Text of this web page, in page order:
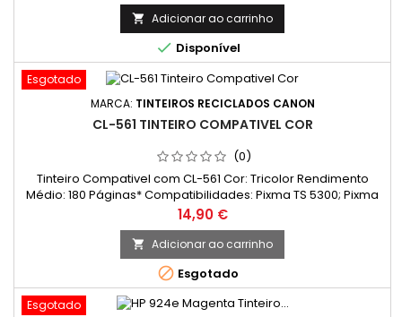
 Adicionar ao carrinho
 Disponível
Esgotado
MARCA: TINTEIROS RECICLADOS CANON
CL-561 TINTEIRO COMPATIVEL COR
(0)
Tinteiro Compativel com CL-561 Cor: Tricolor Rendimento
Médio: 180 Páginas* Compatibilidades: Pixma TS 5300; Pixma
TS 5350; Pixma TS 5350a; Pixma TS 5350i; Pixma TS 5351; Pixma
TS 5351a; Pixma TS 5351i; Pixma TS 5352; Pixma TS 5352a; Pixma
TS 5353; Pixma TS 5353a; Pixma TS 5355; Pixma TS 5355a;
Pixma TS 5400; Pixma TS 5450; Pixma TS 5451; Pixma TS 5452;...
Preço
14,90 €
 Adicionar ao carrinho
 Esgotado
Esgotado